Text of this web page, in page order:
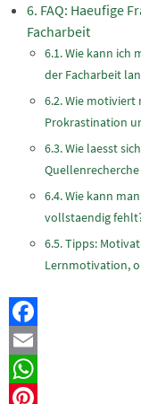
FAQ: Haeufige
Facharbeit
Wie kann ich
der Facharbeit
Wie motiviert
Prokrastination
Wie laesst
Wie kann
vollstaendig
Tipps:
Lernmotivation,
Facebook
Email
WhatsApp